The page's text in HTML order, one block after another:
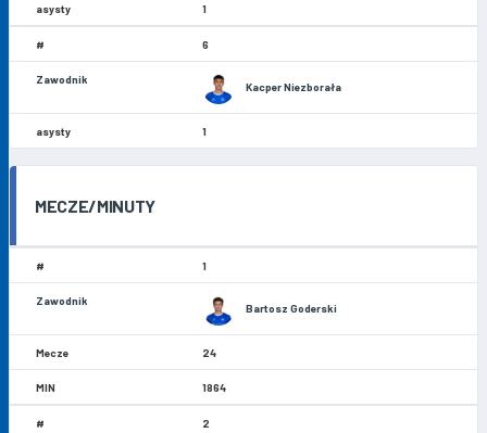
1
6
Kacper Niezborała
1
MECZE/MINUTY
1
Bartosz Goderski
24
1864
2